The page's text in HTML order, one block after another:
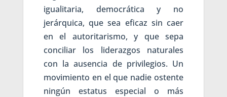
igualitaria, democrática y no
jerárquica, que sea eficaz sin caer
en el autoritarismo, y que sepa
conciliar los liderazgos naturales
con la ausencia de privilegios. Un
movimiento en el que nadie ostente
ningún estatus especial o más